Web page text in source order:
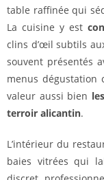
table raffinée qui
La cuisine y est
clins d’œil subtils
souvent présentés
menus dégustation
valeur aussi bien
terroir alicantin.
L’intérieur du
baies vitrées qui